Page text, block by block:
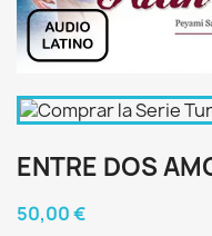
ENTRE DOS
50,00 €